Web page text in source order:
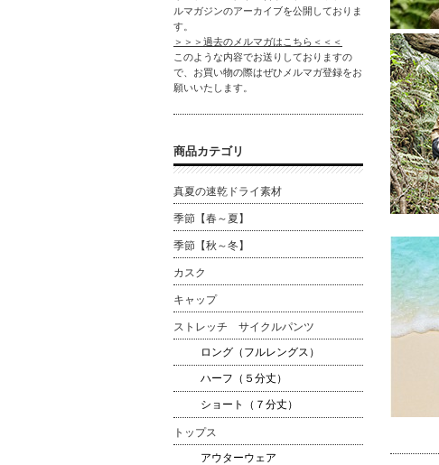
ルマガジンのアーカイブを公開しておりま
す。
＞＞＞過去のメルマガはこちら＜＜＜
このような内容でお送りしておりますの
で、お買い物の際はぜひメルマガ登録をお
願いいたします。
商品カテゴリ
真夏の速乾ドライ素材
季節【春～夏】
季節【秋～冬】
カスク
キャップ
ストレッチ サイクルパンツ
ロング（フルレングス）
ハーフ（５分丈）
ショート（７分丈）
トップス
アウターウェア